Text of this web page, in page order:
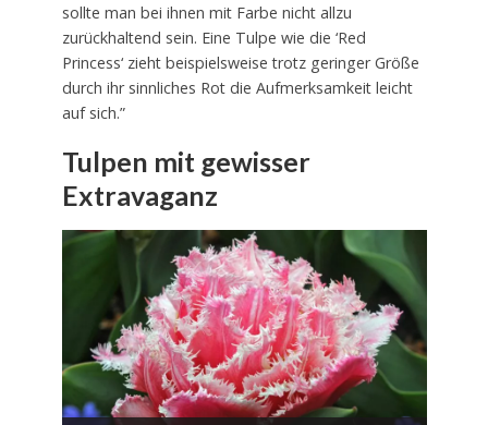
sollte man bei ihnen mit Farbe nicht allzu
zurückhaltend sein. Eine Tulpe wie die ‘Red
Princess‘ zieht beispielsweise trotz geringer Größe
durch ihr sinnliches Rot die Aufmerksamkeit leicht
auf sich.”
Tulpen mit gewisser
Extravaganz